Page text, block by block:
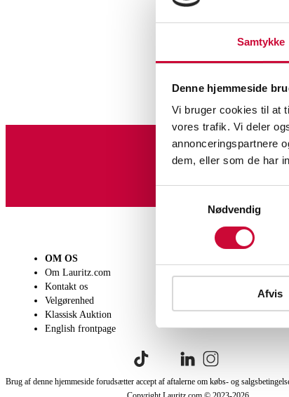
Samtykke
Denne hjemmeside
Vi bruger cookies til at
vores trafik. Vi deler
annonceringspartnere
dem, eller som de har
Nødvendig
Afvis
Tilmeld dig vores
OM OS
Om Lauritz.com
Kontakt os
Velgørenhed
Klassisk Auktion
English frontpage
Brug af denne hjemmeside forudsætter accept af aftalerne om købs- og